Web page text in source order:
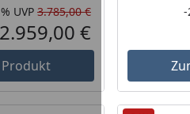
Rabatt in Prozent
Ursprünglicher
UVP 3.785,00 €
Aktueller Preis
2.959,00 €
-